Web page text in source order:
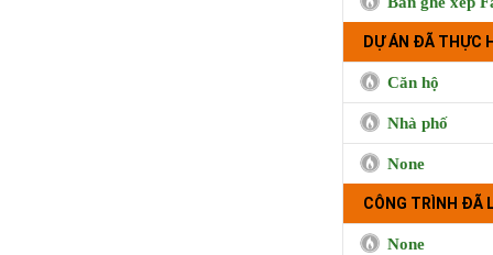
DỰ ÁN ĐÃ THỰC
Căn hộ
Nhà phố
None
CÔNG TRÌNH ĐÃ
None
Phụng,